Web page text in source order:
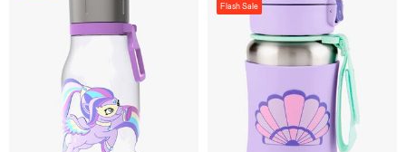
Flash Sale